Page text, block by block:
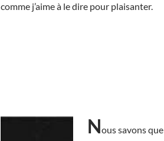
comme j’aime à le dire pour plaisanter.
Nous savons